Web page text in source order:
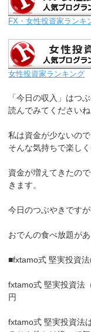
FX・女性投資家ランキ
女性投資家ランキング
「今日の収入」はつ
読んでみてくださいね
私は資金が少ないの
そんな気持ちで楽しく
資金が増えてきたの
きます。
今日のつぶやきですが
おでんの食べ放題があ
■fxtamo式 堅実投資
fxtamo式 堅実投資法
円
fxtamo式 堅実投資法